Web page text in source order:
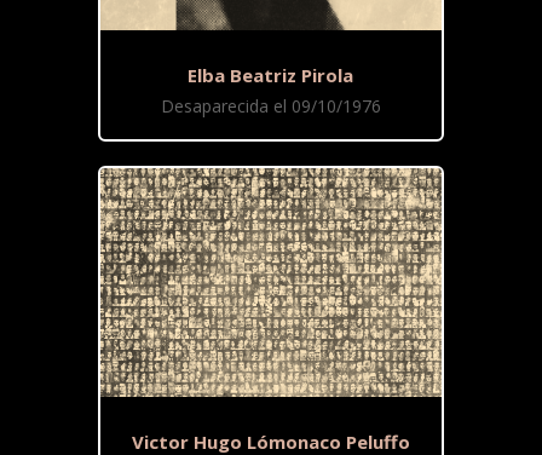
Elba Beatriz Pirola
Desaparecida el 09/10/1976
Victor Hugo Lómonaco Peluffo